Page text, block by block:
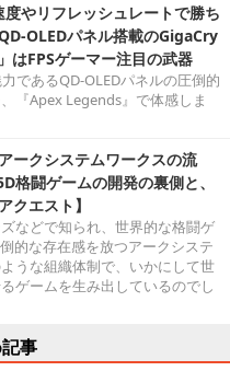
やリフレッシュレートで勝ち
OLEDパネル搭載のGigaCry
はFPSゲーマー注目の武器
力であるQD-OLEDパネルの圧倒的
『Apex Legends』で体感しま
ークシステムワークスの流
格闘ゲームの開発の裏側と、
クエスト】
などで知られ、世界的な格闘ゲ
的な存在感を放つアークシステ
うな組織体制で、いかにして世
ゲームを生み出しているのでし
事